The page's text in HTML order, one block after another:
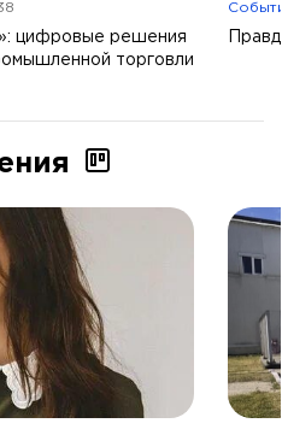
цифровые решения
торговли